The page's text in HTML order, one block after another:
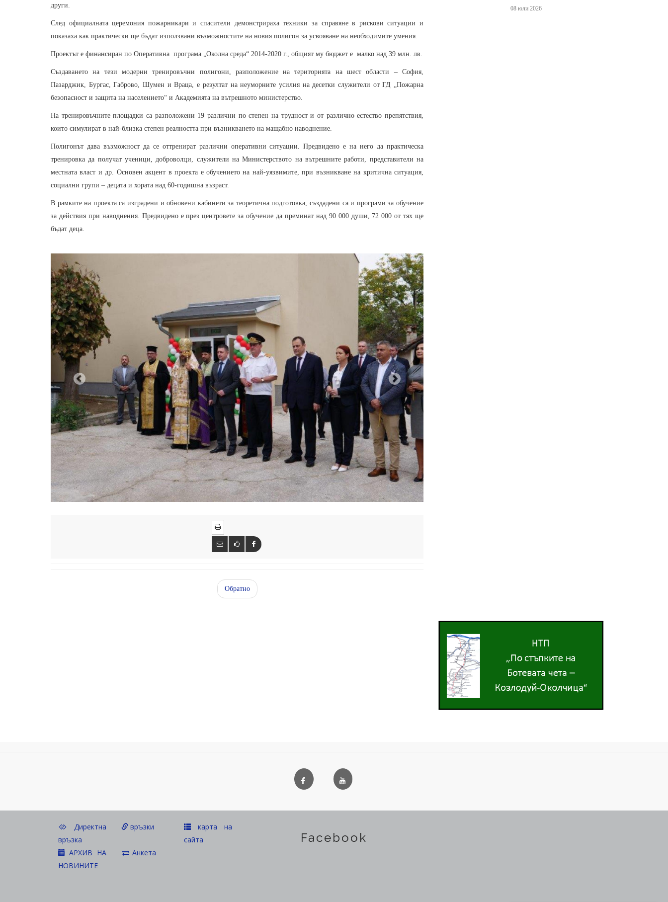
други.
След официалната церемония пожарникари и спасители демонстрираха техники за справяне в рискови ситуации и
показаха как практически ще бъдат използвани възможностите на новия полигон за усвояване на необходимите умения.
Проектът е финансиран по Оперативна програма „Околна среда“ 2014-2020 г., общият му бюджет е малко над 39 млн. лв.
Създаването на тези модерни тренировъчни полигони, разположение на територията на шест области – София,
Пазарджик, Бургас, Габрово, Шумен и Враца, е резултат на неуморните усилия на десетки служители от ГД „Пожарна
безопасност и защита на населението“ и Академията на вътрешното министерство.
На тренировъчните площадки са разположени 19 различни по степен на трудност и от различно естество препятствия,
които симулират в най-близка степен реалността при възникването на мащабно наводнение.
Полигонът дава възможност да се оттренират различни оперативни ситуации. Предвидено е на него да практическа
тренировка да получат ученици, доброволци, служители на Министерството на вътрешните работи, представители на
местната власт и др. Основен акцент в проекта е обучението на най-уязвимите, при възникване на критична ситуация,
социални групи – децата и хората над 60-годишна възраст.
В рамките на проекта са изградени и обновени кабинети за теоретична подготовка, създадени са и програми за обучение
за действия при наводнения. Предвидено е през центровете за обучение да преминат над 90 000 души, 72 000 от тях ще
бъдат деца.
Обратно
08 юли 2026
Директна
връзка
връзки
карта на
сайта
АРХИВ НА
НОВИНИТЕ
Анкета
Facebook